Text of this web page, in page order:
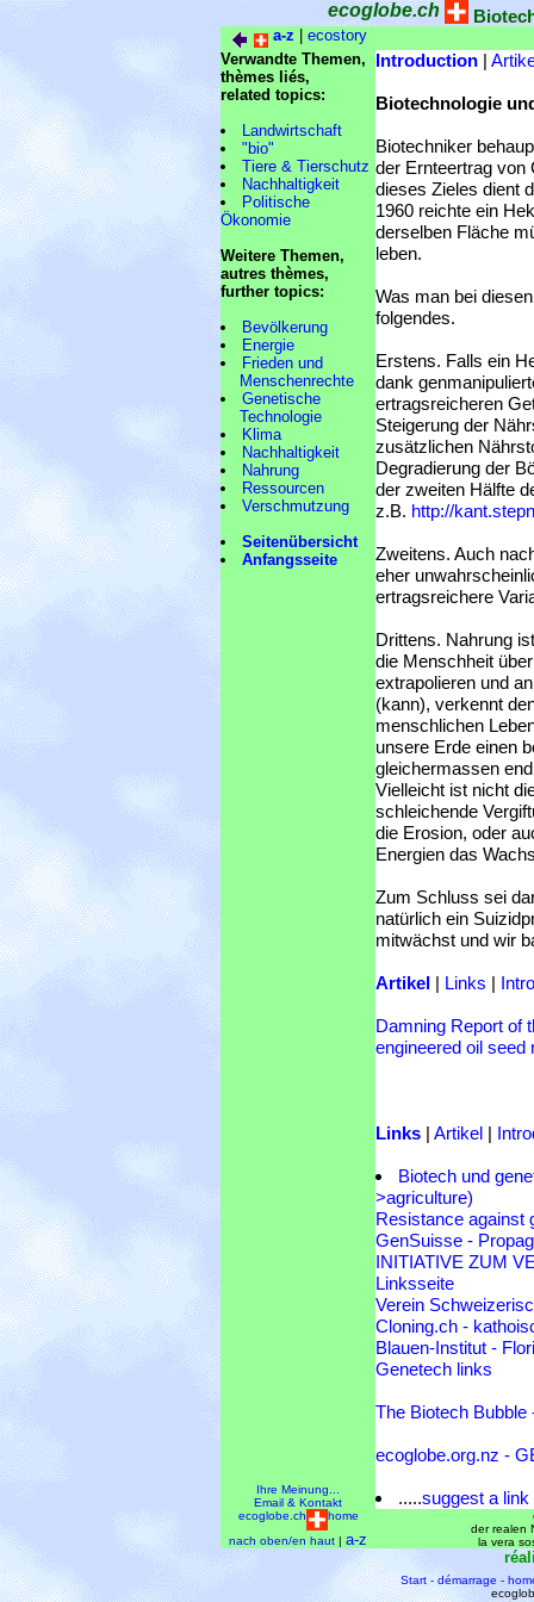
ecoglobe.ch
a-z | ecostory
Verwandte Themen,
thèmes liés,
related topics:
Landwirtschaft
"bio"
Tiere & Tierschutz
Nachhaltigkeit
Politische
Ökonomie
Weitere Themen,
autres thèmes,
further topics:
Bevölkerung
Energie
Frieden und
Menschenrechte
Genetische
Technologie
Klima
Nachhaltigkeit
Nahrung
Ressourcen
Verschmutzung
Seitenübersicht
Anfangsseite
Introduction |
Biotechnologie
Biotechniker
der Ernteertrag von
dieses Zieles dient
1960 reichte ein
derselben Fläche
leben.
Was man bei
folgendes.
Erstens. Falls ein
dank
ertragsreicheren
Steigerung der
zusätzlichen
Degradierung der
der zweiten Hälfte
z.B. http://
Zweitens. Auch
eher
ertragsreichere
Drittens. Nahrung
die Menschheit
extrapolieren und
(kann), verkennt
menschlichen
unsere Erde einen
gleichermassen
Vielleicht ist nicht
schleichende
die Erosion, oder
Energien das
Zum Schluss sei
natürlich ein
mitwächst und wir
Artikel | Links |
Damning Report of
engineered oil seed
Links | Artikel |
Biotech und
>agriculture)
Resistance against
GenSuisse -
INITIATIVE ZUM
Linksseite
Verein
Cloning.ch -
Blauen-Institut -
Genetech links
The Biotech Bubble
ecoglobe.org.nz -
.....suggest a link
Ihre Meinung...
Email & Kontakt
ecoglobe.ch
home
nach oben/en haut | a-z
der realen
la vera
Start - démarrage -